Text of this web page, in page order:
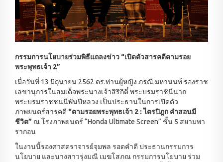
กรรมการนโยบายร่วมพิธีแถลงข่าว “เปิดตัวสารคดีตามรอย
พระพุทธเจ้า 2”
เมื่อวันที่ 13 มิถุนายน 2562 ดร.ท่านผู้หญิง ภรณี มหานนท์ รองราช
เลขานุการในสมเด็จพระนางเจ้าสิริกิติ์ พระบรมราชินีนาถ
พระบรมราชชนนีพันปีหลวง เป็นประธานในการเปิดตัว
ภาพยนตร์สารคดี “ตามรอยพระพุทธเจ้า 2 : ไตรปิฎก คำสอนมี
ชีวิต” ณ โรงภาพยนตร์ “Honda Ultimate Screen” ชั้น 5 สยามพา
รากอน
ในงานนี้รองศาสตราจารย์จุมพล รอดคำดี ประธานกรรมการ
นโยบาย และนางสาวรุ่งมณี เมฆโสภณ กรรมการนโยบาย ร่วม